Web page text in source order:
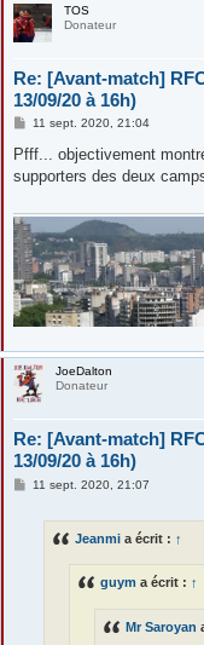
TOS
Donateur
Re: [Avant-match]
13/09/20 à 16h)
M
s
a
11 sept. 2020, 21:04
Pfff... objectivement
supporters des deux
JoeDalton
Donateur
Re: [Avant-match]
13/09/20 à 16h)
M11 sept. 2020, 21:07
Jeanmi a écrit : ↑
guym a écrit : ↑
Mr Saroyan